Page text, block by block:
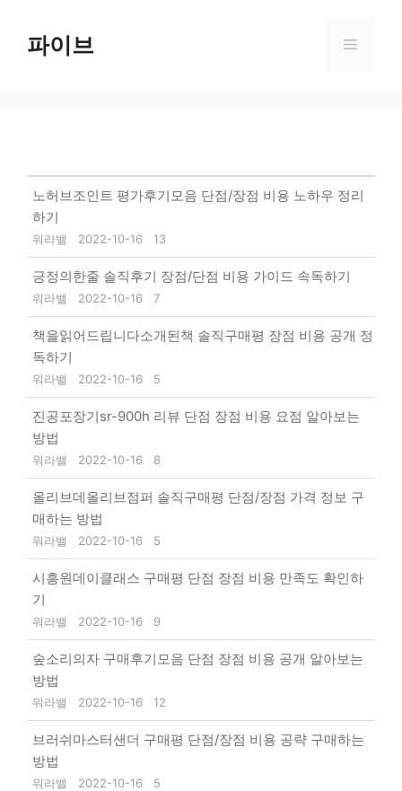
content파이브 Menu
노허브조인트 평가후기모음 단점/장점 비용 노하우 정리
하기
워라밸 2022-10-16 13
긍정의한줄 솔직후기 장점/단점 비용 가이드 속독하기
워라밸 2022-10-16 7
책을읽어드립니다소개된책 솔직구매평 장점 비용 공개 정
독하기
워라밸 2022-10-16 5
진공포장기sr-900h 리뷰 단점 장점 비용 요점 알아보는
방법
워라밸 2022-10-16 8
올리브데올리브점퍼 솔직구매평 단점/장점 가격 정보 구
매하는 방법
워라밸 2022-10-16 5
시흥원데이클래스 구매평 단점 장점 비용 만족도 확인하
기
워라밸 2022-10-16 9
숲소리의자 구매후기모음 단점 장점 비용 공개 알아보는
방법
워라밸 2022-10-16 12
브러쉬마스터샌더 구매평 단점/장점 비용 공략 구매하는
방법
워라밸 2022-10-16 5